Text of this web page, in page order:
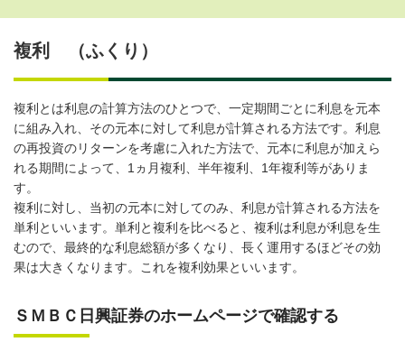
複利 （ふくり）
複利とは利息の計算方法のひとつで、一定期間ごとに利息を元本
に組み入れ、その元本に対して利息が計算される方法です。利息
の再投資のリターンを考慮に入れた方法で、元本に利息が加えら
れる期間によって、1ヵ月複利、半年複利、1年複利等がありま
す。
複利に対し、当初の元本に対してのみ、利息が計算される方法を
単利といいます。単利と複利を比べると、複利は利息が利息を生
むので、最終的な利息総額が多くなり、長く運用するほどその効
果は大きくなります。これを複利効果といいます。
ＳＭＢＣ日興証券のホームページで確認する